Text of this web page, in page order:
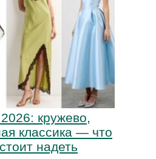
кружево,
классика — что
надеть